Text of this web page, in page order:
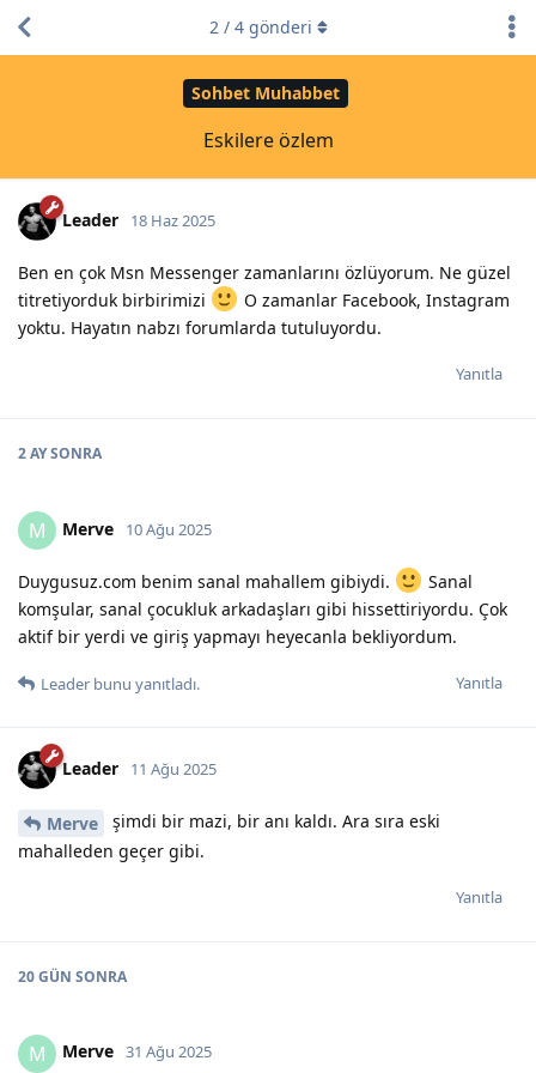
Sohbet Muhabbet
Eskilere özlem
2/ 4gönderi
Leader 18 Haz 2025
Ben en çok Msn Messenger zamanlarını özlüyorum. Ne güzel
titretiyorduk birbirimizi
O zamanlar Facebook, Instagram
yoktu. Hayatın nabzı forumlarda tutuluyordu.
Yanıtla
2 AYSONRA
M Merve 10 Ağu 2025
Duygusuz.com benim sanal mahallem gibiydi.
Sanal
komşular, sanal çocukluk arkadaşları gibi hissettiriyordu. Çok
aktif bir yerdi ve giriş yapmayı heyecanla bekliyordum.
Yanıtla
Leader bunu yanıtladı.
Leader 11 Ağu 2025
Merve
şimdi bir mazi, bir anı kaldı. Ara sıra eski
mahalleden geçer gibi.
Yanıtla
20 GÜN SONRA
M Merve 31 Ağu 2025